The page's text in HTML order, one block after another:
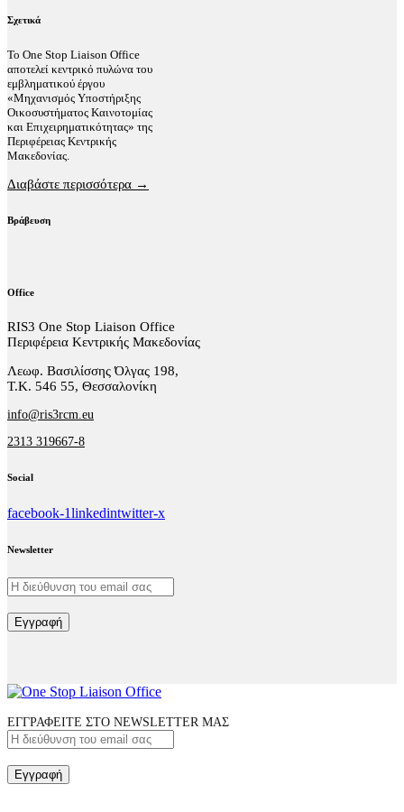
Σχετικά
Το One Stop Liaison Office
αποτελεί κεντρικό πυλώνα του
εμβληματικού έργου
«Μηχανισμός Υποστήριξης
Οικοσυστήματος Καινοτομίας
και Επιχειρηματικότητας» της
Περιφέρειας Κεντρικής
Μακεδονίας.
Διαβάστε περισσότερα →
Βράβευση
Office
RIS3 One Stop Liaison Office
Περιφέρεια Κεντρικής Μακεδονίας
Λεωφ. Βασιλίσσης Όλγας 198,
Τ.Κ. 546 55, Θεσσαλονίκη
info@ris3rcm.eu
2313 319667-8
Social
facebook-1linkedintwitter-x
Newsletter
Εγγραφή
ΕΓΓΡΑΦΕΙΤΕ ΣΤΟ NEWSLETTER ΜΑΣ
Εγγραφή